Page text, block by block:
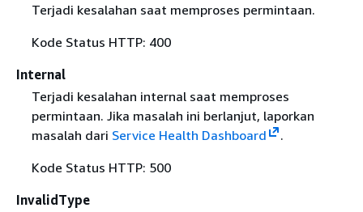
Terjadi kesalahan saat memproses permintaan.
Kode Status HTTP: 400
Internal
Terjadi kesalahan internal saat memproses
permintaan. Jika masalah ini berlanjut, laporkan
masalah dari Service Health Dashboard
.
Kode Status HTTP: 500
InvalidType